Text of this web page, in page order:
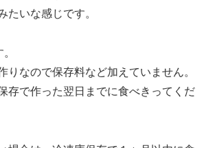
たいな感じです。
りなので保存料など加えていません。
存で作った翌日までに食べきってくだ